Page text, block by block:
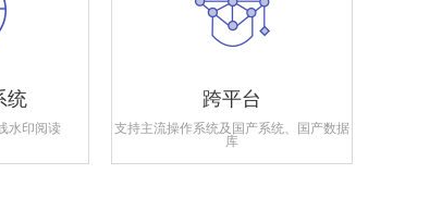
统
水印阅读
跨平台
支持主流操作系统及国产系统、国产数据
库